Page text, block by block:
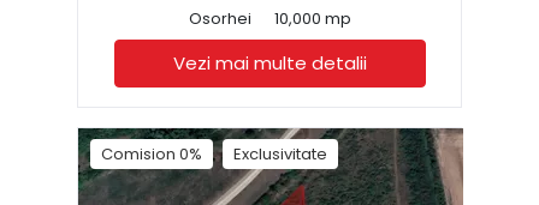
Osorhei
10,000 mp
Vezi mai multe detalii
Comision 0% Exclusivitate